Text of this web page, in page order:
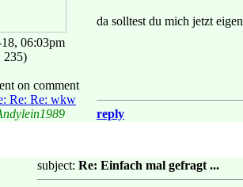
06:03pm
235)
on comment
Re: Re: wkw
da solltest du mich jetzt
reply
subject: Re: Einfach mal gefragt ...